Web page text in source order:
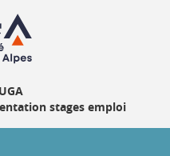
stages emploi